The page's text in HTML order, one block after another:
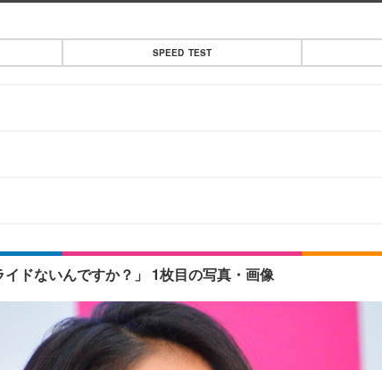
SPEED TEST
ドないんですか？」 1枚目の写真・画像